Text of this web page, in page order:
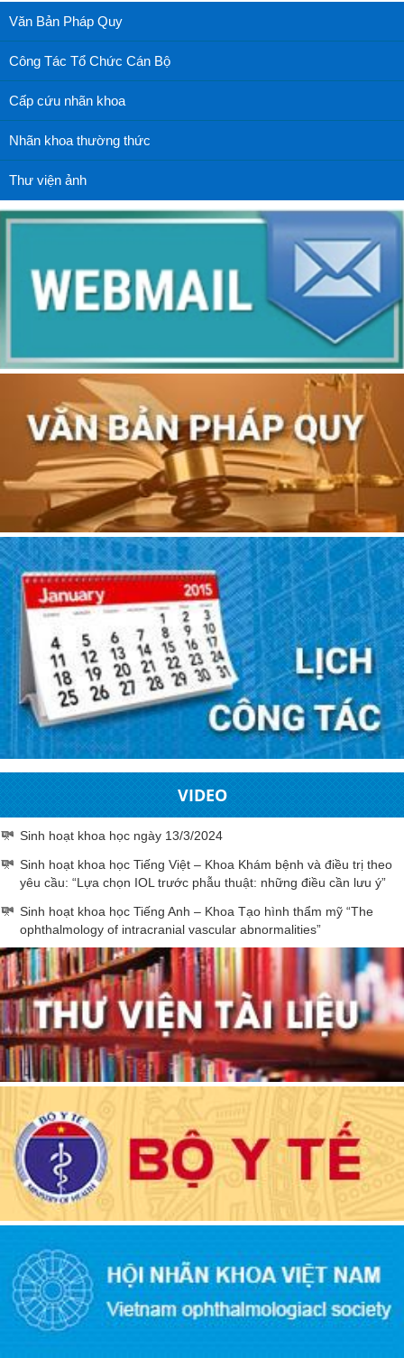
Văn Bản Pháp Quy
Công Tác Tổ Chức Cán Bộ
Cấp cứu nhãn khoa
Nhãn khoa thường thức
Thư viện ảnh
VIDEO
Sinh hoạt khoa học ngày 13/3/2024
Sinh hoạt khoa học Tiếng Việt – Khoa Khám bệnh và điều trị theo
yêu cầu: “Lựa chọn IOL trước phẫu thuật: những điều cần lưu ý”
Sinh hoạt khoa học Tiếng Anh – Khoa Tạo hình thẩm mỹ “The
ophthalmology of intracranial vascular abnormalities”